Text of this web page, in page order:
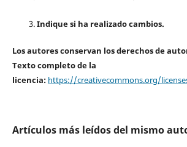
Indique si ha realizado cambios.
Los autores conservan los derechos de
Texto completo de la
licencia: https://creativecommons.org/
Artículos más leídos del mismo